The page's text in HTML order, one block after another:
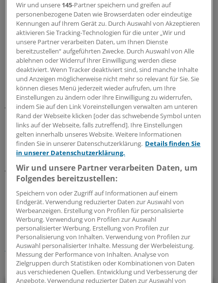
Der GKV-Leistungssenat verhandelt bereits am 8. März
über die Pflicht der Krankenkassen, "zeitgerecht" über
Leistungsanträge der Versicherten zu entscheiden. Zu
klären ist, ob Versicherte das Schweigen ihrer
Krankenkasse als Bewilligung verstehen dürfen. Der
Kläger hatte 25 Psychotherapie-Sitzungen beantragt, die
Kasse aber über einen Monat lang nichts von sich hören
lassen, so dass sich der Patient 24 Sitzungen selbst
verschaffte.
Der BSG-Unfallsenat will im Laufe dieses Jahres darüber
befinden, ob moderne Medizintechnik, hier ein
mikroprozessorgesteuertes Kniegelenk, zu einer
geringeren Erwerbsminderung und damit auch zu einer
niedrigeren Unfallrente führen kann.
Schlagworte:
Recht
Ihr Newsletter zum Thema
Wir und unsere 145-Partner speichern und greifen auf
personenbezogene Daten wie Browserdaten oder eindeutige
Kennungen auf Ihrem Gerät zu. Durch Auswahl von Akzeptieren
aktivieren Sie Tracking-Technologien für die unter „Wir und
unsere Partner verarbeiten Daten, um Ihnen Dienste
bereitzustellen“ aufgeführten Zwecke. Durch Auswahl von Alle
ablehnen oder Widerruf Ihrer Einwilligung werden diese
deaktiviert. Wenn Tracker deaktiviert sind, sind manche Inhalte
und Anzeigen möglicherweise nicht mehr so relevant für Sie. Sie
können dieses Menü jederzeit wieder aufrufen, um Ihre
Einstellungen zu ändern oder Ihre Einwilligung zu widerrufen,
indem Sie auf den Link Voreinstellungen verwalten am unteren
Rand der Webseite klicken [oder das schwebende Symbol unten
links auf der Webseite, falls zutreffend]. Ihre Einstellungen
gelten innerhalb unseres Website. Weitere Informationen
finden Sie in unserer Datenschutzerklärung. Details finden Sie
in unserer Datenschutzerklärung.
Wir und unsere Partner verarbeiten Daten, um
Folgendes bereitzustellen:
Speichern von oder Zugriff auf Informationen auf einem
Endgerät. Verwendung reduzierter Daten zur Auswahl von
Werbeanzeigen. Erstellung von Profilen für personalisierte
Werbung. Verwendung von Profilen zur Auswahl
personalisierter Werbung. Erstellung von Profilen zur
Personalisierung von Inhalten. Verwendung von Profilen zur
Auswahl personalisierter Inhalte. Messung der Werbeleistung.
Messung der Performance von Inhalten. Analyse von
Zielgruppen durch Statistiken oder Kombinationen von Daten
aus verschiedenen Quellen. Entwicklung und Verbesserung der
Angebote. Verwendung reduzierter Daten zur Auswahl von